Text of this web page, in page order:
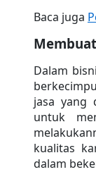
Baca juga
Dalam
jasa yang
untuk
kualitas
dalam